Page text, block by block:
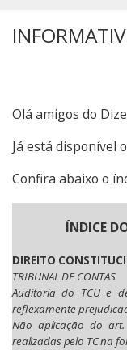
Olá amigos do
Já está disponível
Confira abaixo o
ÍNDICE
DIREITO
TRIBUNAL DE CONTAS
Auditoria do TCU e
reflexamente
Não aplicação do
realizadas pelo TC na